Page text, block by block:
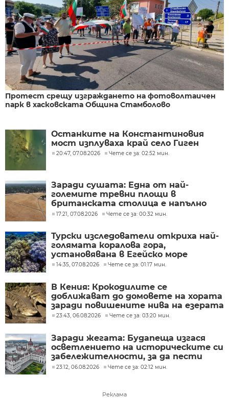
Протест срещу изграждането на фотоволтаичен
парк в хасковската Община Стамболово
Останките на Константиновия
мост изплуваха край село Гиген
20:47, 07.08.2026 Чете се за: 02:52 мин.
Заради сушата: Една от най-
големите тревни площи в
британската столица е напълно
изгоряла
17:21, 07.08.2026 Чете се за: 00:32 мин.
Турски изследователи откриха най-
голямата коралова гора,
установявана в Егейско море
14:35, 07.08.2026 Чете се за: 01:17 мин.
В Кения: Крокодилите се
доближават до домовете на хората
заради повишените нива на езерата
23:43, 06.08.2026 Чете се за: 03:20 мин.
Заради жегата: Будапеща изгася
осветлението на историческите си
забележителности, за да пести
енергия
23:12, 06.08.2026 Чете се за: 02:12 мин.
Реклама